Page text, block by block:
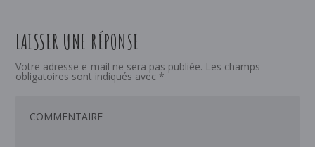
LAISSER UNE RÉPONSE
Votre adresse e-mail ne sera pas publiée. Les champs
obligatoires sont indiqués avec *